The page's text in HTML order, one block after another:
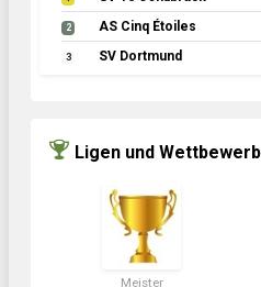
2 AS Cinq Étoiles
3 SV Dortmund
Ligen und
Meister